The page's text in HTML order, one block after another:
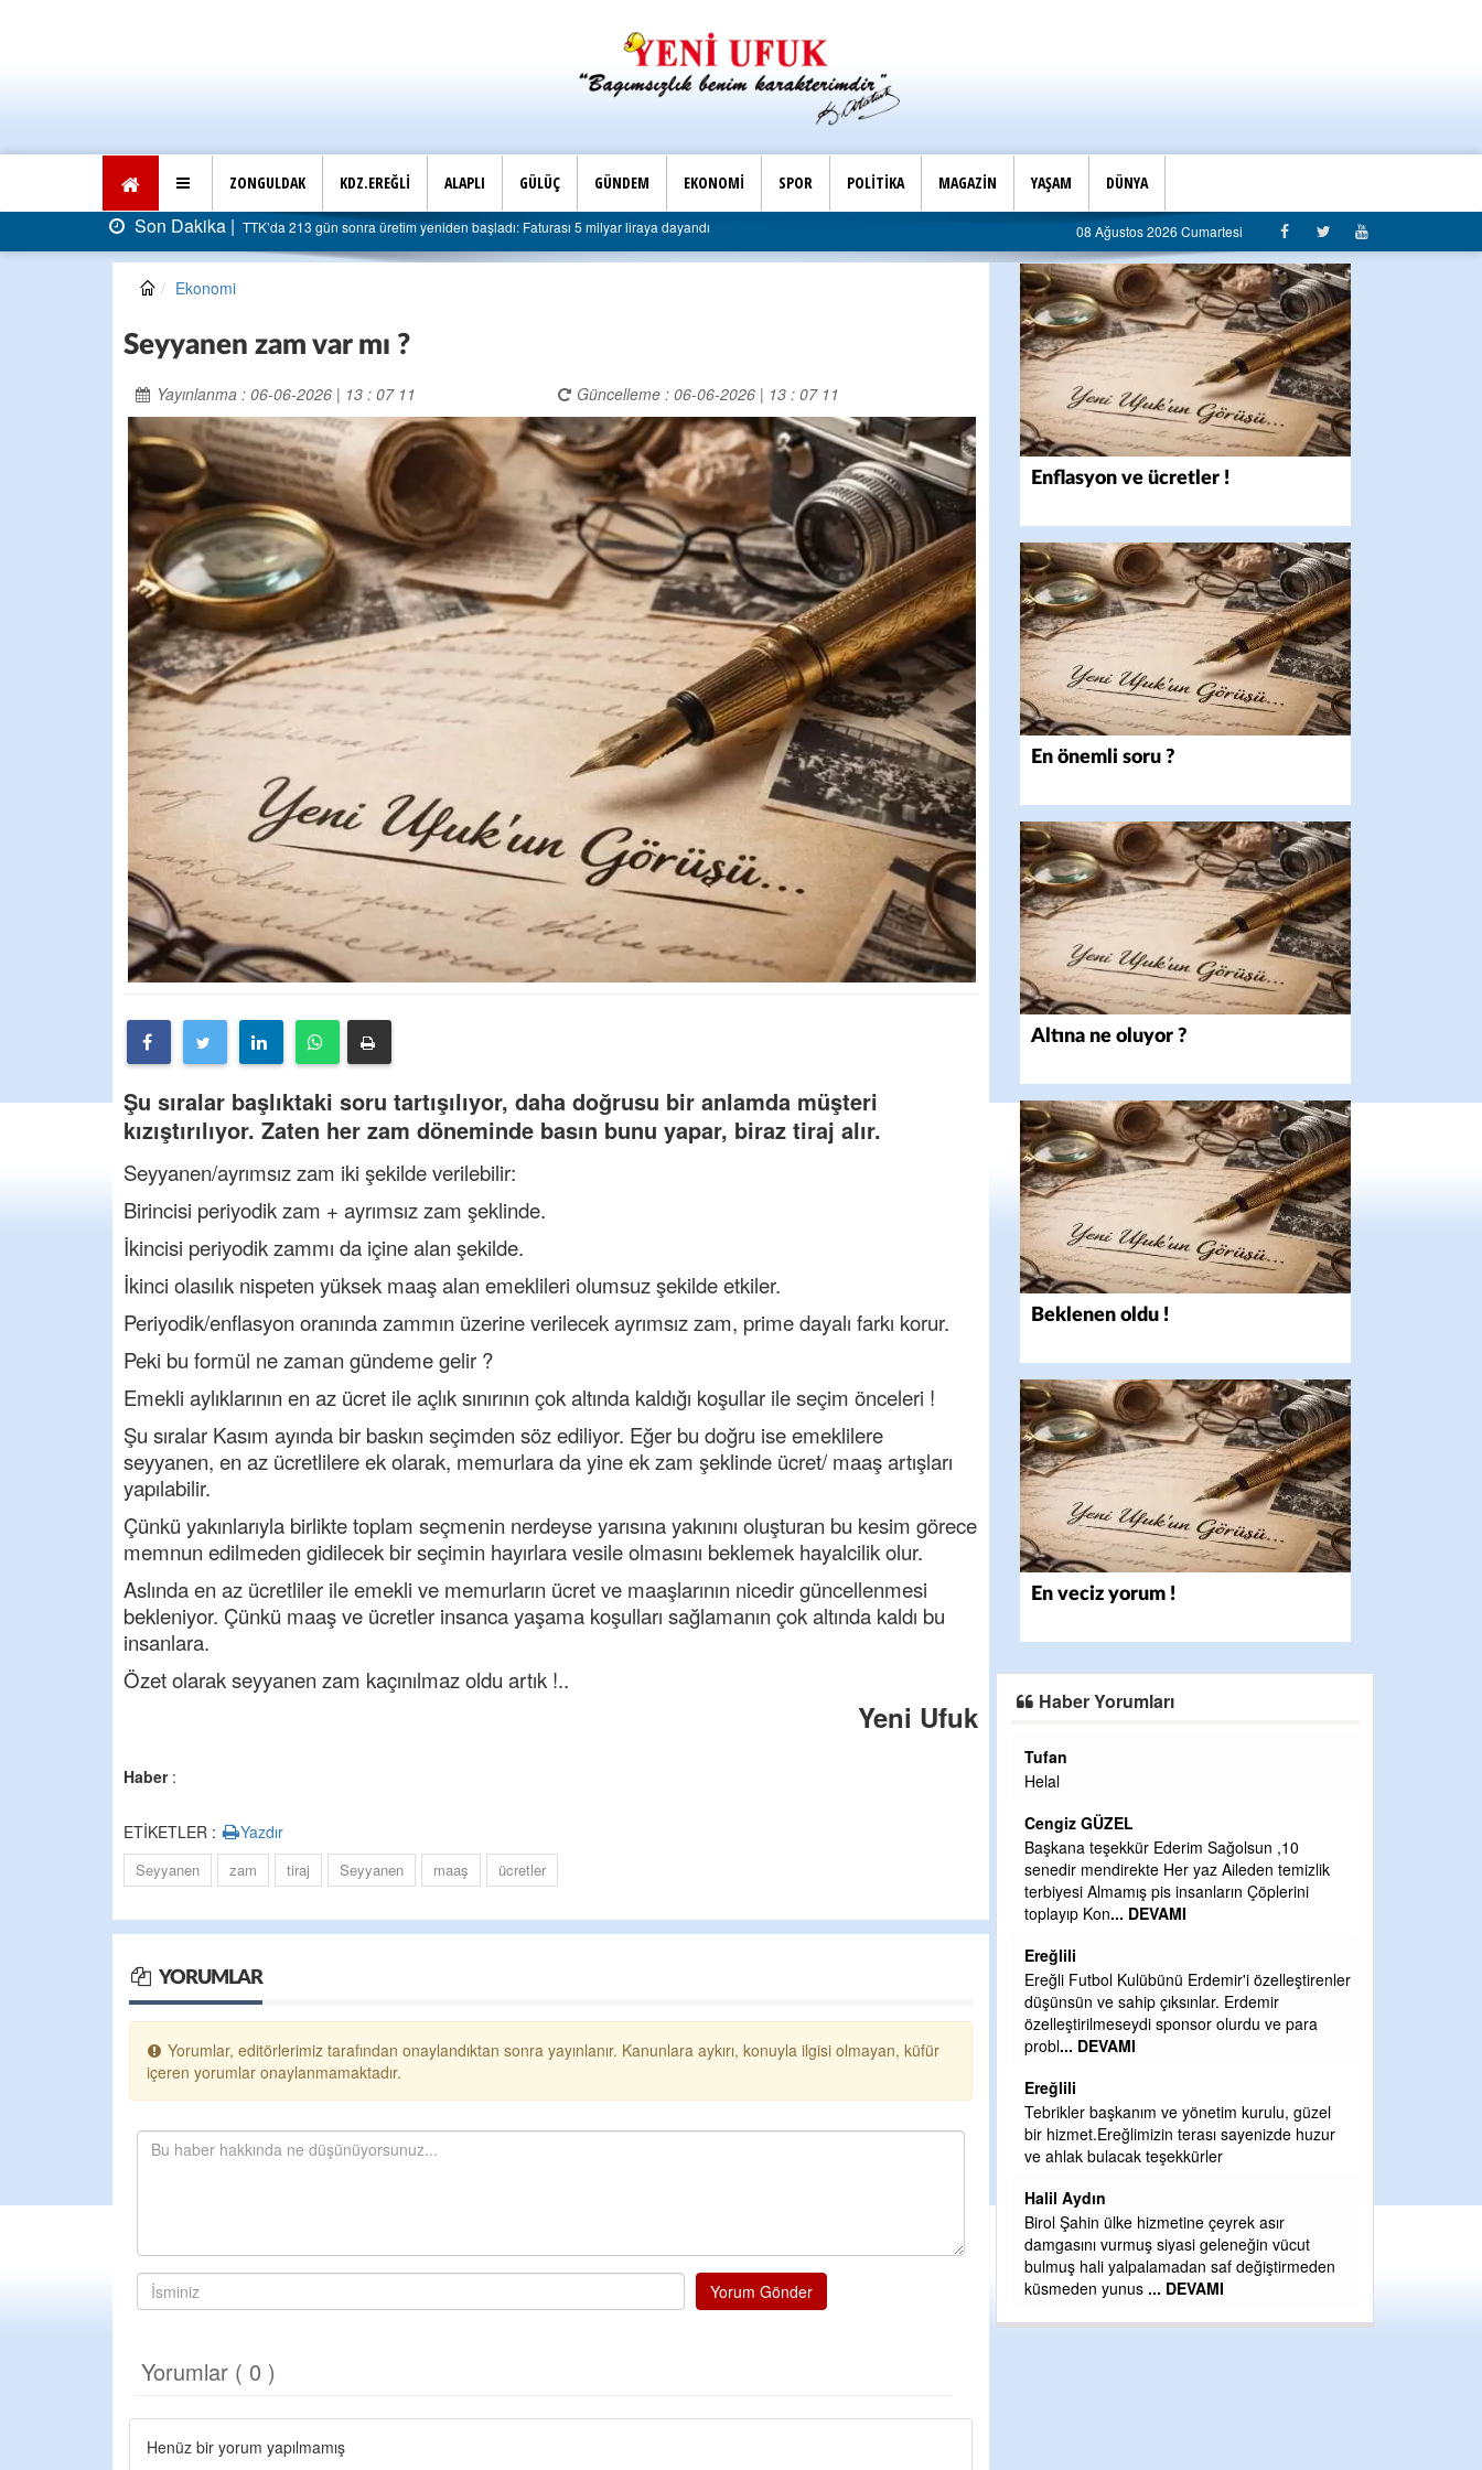
ZONGULDAK KDZ.EREĞLİ ALAPLI GÜLÜÇ GÜNDEM EKONOMİ SPOR POLİTİKA MAGAZİN YAŞAM DÜNYA
TTK’da 213 gün sonra üretim yeniden başladı: Faturası 5 milyar liraya dayandı Son Dakika |AK Parti Ereğli İlçe Başkanlığı’ndan belediyeye sert eleştiri: “Algı siyaseti değil, hizmet belediyeciliği”
08 Ağustos 2026 Cumartesi
Ekonomi
Seyyanen zam var mı ?
Yayınlanma : 06-06-2026 | 13 : 07 11 Güncelleme : 06-06-2026 | 13 : 07 11
Şu sıralar başlıktaki soru tartışılıyor, daha doğrusu bir anlamda müşteri
kızıştırılıyor. Zaten her zam döneminde basın bunu yapar, biraz tiraj alır.
Seyyanen/ayrımsız zam iki şekilde verilebilir:
Birincisi periyodik zam + ayrımsız zam şeklinde.
İkincisi periyodik zammı da içine alan şekilde.
İkinci olasılık nispeten yüksek maaş alan emeklileri olumsuz şekilde etkiler.
Periyodik/enflasyon oranında zammın üzerine verilecek ayrımsız zam, prime dayalı farkı korur.
Peki bu formül ne zaman gündeme gelir ?
Emekli aylıklarının en az ücret ile açlık sınırının çok altında kaldığı koşullar ile seçim önceleri !
Şu sıralar Kasım ayında bir baskın seçimden söz ediliyor. Eğer bu doğru ise emeklilere
seyyanen, en az ücretlilere ek olarak, memurlara da yine ek zam şeklinde ücret/ maaş artışları
yapılabilir.
Çünkü yakınlarıyla birlikte toplam seçmenin nerdeyse yarısına yakınını oluşturan bu kesim görece
memnun edilmeden gidilecek bir seçimin hayırlara vesile olmasını beklemek hayalcilik olur.
Aslında en az ücretliler ile emekli ve memurların ücret ve maaşlarının nicedir güncellenmesi
bekleniyor. Çünkü maaş ve ücretler insanca yaşama koşulları sağlamanın çok altında kaldı bu
insanlara.
Özet olarak seyyanen zam kaçınılmaz oldu artık !..
Yeni Ufuk
Haber:
ETİKETLER : Yazdır
Seyyanen zam tiraj Seyyanen maaş ücretler
YORUMLAR
Yorumlar, editörlerimiz tarafından onaylandıktan sonra yayınlanır. Kanunlara aykırı, konuyla ilgisi olmayan, küfür
içeren yorumlar onaylanmamaktadır.
Yorum Gönder
Yorumlar ( 0 )
Henüz bir yorum yapılmamış
Enflasyon ve ücretler !
En önemli soru ?
Altına ne oluyor ?
Beklenen oldu !
En veciz yorum !
Haber Yorumları
senedir mendirekte Her yaz Aileden temizlik
terbiyesi Almamış pis insanların Çöplerini
Ereğli Futbol Kulübünü Erdemir'i özelleştirenler
özelleştirilmeseydi sponsor olurdu ve para
probl... DEVAMI
Tebrikler başkanım ve yönetim kurulu, güzel
bir hizmet.Ereğlimizin terası sayenizde huzur
damgasını vurmuş siyasi geleneğin vücut
bulmuş hali yalpalamadan saf değiştirmeden
küsmeden yunus
CEVDET YILMAZ
GULDERE DERE ÇALIŞMALARI, SEKIZ YIL
ÖNCE ALKAYA TARAFINDAN BAŞLATILDI,
ETRASFINDA YERLEŞİM YERI OLMAYAN
Şaban yavuz
Mekanı cennet olsun kederli ailesine Rabbim
Sabri Celil ihsan eylesin
Günaydın hayırlı sabahlar dilerim
H BakiYüksel